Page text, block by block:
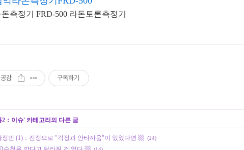
돈측정기 FRD-500 라돈토론측정기
공감 구독하기
2：이슈' 카테고리의 다른 글
민 (1)：진정으로 "걱정과 안타까움"이 있었다면 ▩ (14)